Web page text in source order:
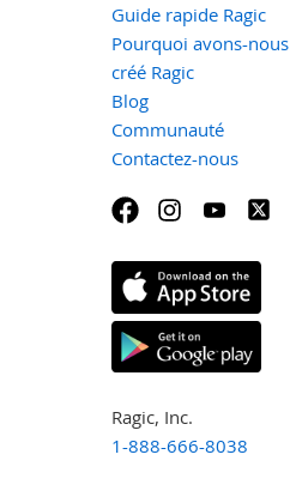
Guide rapide Ragic
Pourquoi avons-nous
créé Ragic
Blog
Communauté
Contactez-nous
Ragic, Inc.
1-888-666-8038